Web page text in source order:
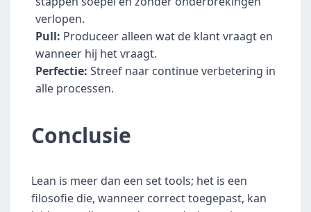
verlopen.
Pull: Produceer alleen wat de klant vraagt en
wanneer hij het vraagt.
Perfectie: Streef naar continue verbetering in
alle processen.
Conclusie
Lean is meer dan een set tools; het is een
filosofie die, wanneer correct toegepast, kan